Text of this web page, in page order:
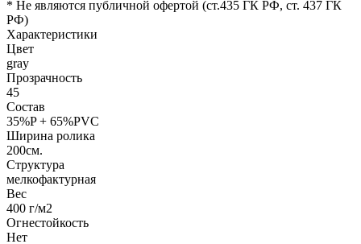
* Не являются публичной офертой (ст.435 ГК РФ, cт. 437 ГК
РФ)
Характеристики
Цвет
gray
Прозрачность
45
Состав
35%P + 65%PVC
Ширина ролика
200см.
Структура
мелкофактурная
Вес
400 г/м2
Огнестойкость
Нет